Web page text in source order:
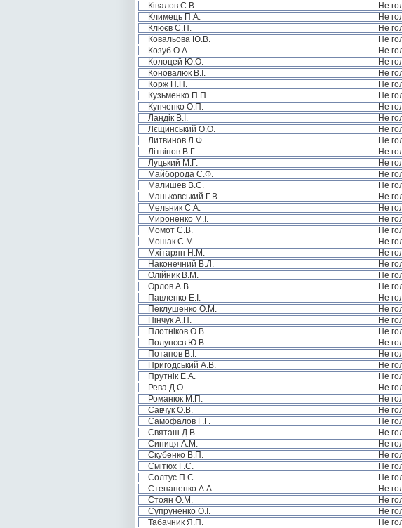
Ківалов С.В.
Не
Климець П.А.
Не
Клюєв С.П.
Не
Ковальова Ю.В.
Не
Козуб О.А.
Не
Колоцей Ю.О.
Не
Коновалюк В.І.
Не
Корж П.П.
Не
Кузьменко П.П.
Не
Кунченко О.П.
Не
Ландік В.І.
Не
Лєщинський О.О.
Не
Литвинов Л.Ф.
Не
Літвінов В.Г.
Не
Луцький М.Г.
Не
Майборода С.Ф.
Не
Малишев В.С.
Не
Маньковський Г.В.
Не
Мельник С.А.
Не
Мироненко М.І.
Не
Момот С.В.
Не
Мошак С.М.
Не
Мхітарян Н.М.
Не
Наконечний В.Л.
Не
Олійник В.М.
Не
Орлов А.В.
Не
Павленко Е.І.
Не
Пеклушенко О.М.
Не
Пінчук А.П.
Не
Плотніков О.В.
Не
Полунєєв Ю.В.
Не
Потапов В.І.
Не
Пригодський А.В.
Не
Прутнік Е.А.
Не
Рева Д.О.
Не
Романюк М.П.
Не
Савчук О.В.
Не
Самофалов Г.Г.
Не
Святаш Д.В.
Не
Синиця А.М.
Не
Скубенко В.П.
Не
Смітюх Г.Є.
Не
Солтус П.С.
Не
Степаненко А.А.
Не
Стоян О.М.
Не
Супруненко О.І.
Не
Табачник Я.П.
Не